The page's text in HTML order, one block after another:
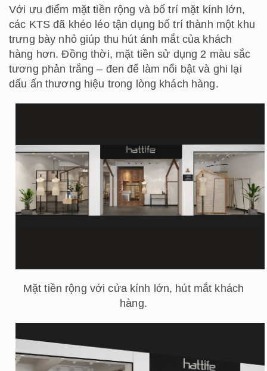
Với ưu điểm mặt tiền rộng và bố trí mặt kính lớn,
các KTS đã khéo léo tận dụng bố trí thành một khu
trưng bày nhỏ giúp thu hút ánh mắt của khách
hàng hơn. Đồng thời, mặt tiền sử dụng 2 màu sắc
tương phản trắng – đen để làm nổi bật và ghi lại
dấu ấn thương hiệu trong lòng khách hàng.
Mặt tiền rộng với cửa kính lớn, hút mắt khách
hàng.